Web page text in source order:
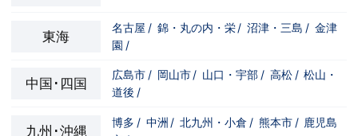
東海
名古屋 / 錦・丸の内・栄 / 沼津・三島 / 金津
園 /
中国･四国
広島市 / 岡山市 / 山口・宇部 / 高松 / 松山・
道後 /
九州･沖縄
博多 / 中洲 / 北九州・小倉 / 熊本市 / 鹿児島